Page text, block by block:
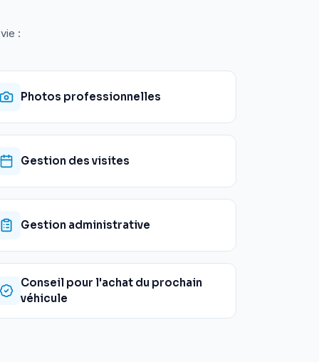
:
Photos professionnelles
Gestion des visites
Gestion administrative
Conseil pour l'achat du prochain
véhicule